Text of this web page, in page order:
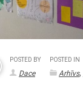
POSTED BY
Dace
POSTED IN
Arhīvs,